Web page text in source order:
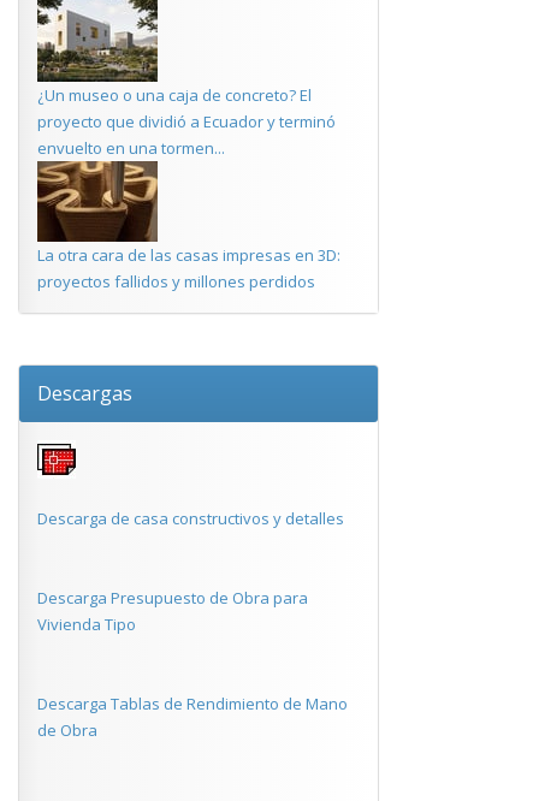
¿Un museo o una caja de concreto? El
proyecto que dividió a Ecuador y terminó
envuelto en una tormen...
La otra cara de las casas impresas en 3D:
proyectos fallidos y millones perdidos
Descargas
Descarga de casa constructivos y detalles
Descarga Presupuesto de Obra para
Vivienda Tipo
Descarga Tablas de Rendimiento de Mano
de Obra